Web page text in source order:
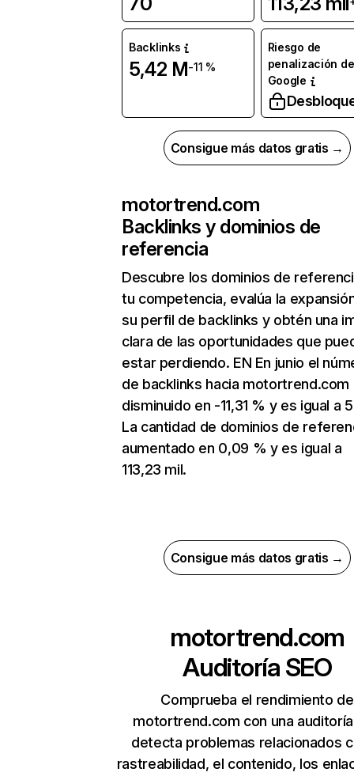
Backlinks
5,42 M-11 %
Riesgo de
penalización de
Google
Consigue más datos gratis →
motortrend.com
Backlinks y dominios de
referencia
Descubre los dominios de
tu competencia, evalúa la
su perfil de backlinks y obtén una
clara de las oportunidades que
estar perdiendo. EN En junio el
de backlinks hacia motortrend.com
disminuido en -11,31 % y es igual a
La cantidad de dominios de
aumentado en 0,09 % y es igual a
113,23 mil.
Consigue más datos gratis →
motortrend.com
Auditoría SEO
Comprueba el rendimiento de
motortrend.com con una
detecta problemas relacionados
rastreabilidad, el contenido, los